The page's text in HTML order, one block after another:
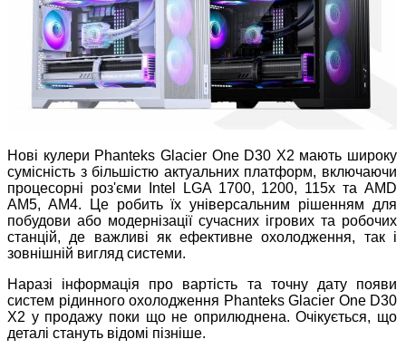
Нові кулери Phanteks Glacier One D30 X2 мають широку
сумісність з більшістю актуальних платформ, включаючи
процесорні роз'єми Intel LGA 1700, 1200, 115x та AMD
AM5, AM4. Це робить їх універсальним рішенням для
побудови або модернізації сучасних ігрових та робочих
станцій, де важливі як ефективне охолодження, так і
зовнішній вигляд системи.
Наразі інформація про вартість та точну дату появи
систем рідинного охолодження Phanteks Glacier One D30
X2 у продажу поки що не оприлюднена. Очікується, що
деталі стануть відомі пізніше.